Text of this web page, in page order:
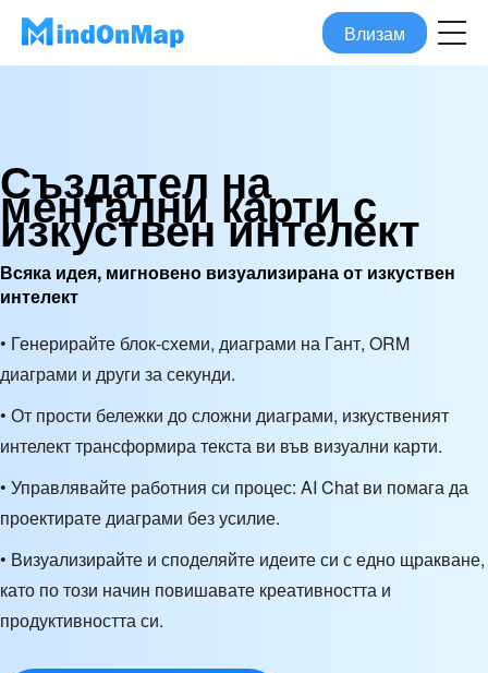
Влизам
Създател на
ментални карти с
изкуствен интелект
Всяка идея, мигновено визуализирана от изкуствен
интелект
• Генерирайте блок-схеми, диаграми на Гант, ORM
диаграми и други за секунди.
• От прости бележки до сложни диаграми, изкуственият
интелект трансформира текста ви във визуални карти.
• Управлявайте работния си процес: AI Chat ви помага да
проектирате диаграми без усилие.
• Визуализирайте и споделяйте идеите си с едно щракване,
като по този начин повишавате креативността и
продуктивността си.